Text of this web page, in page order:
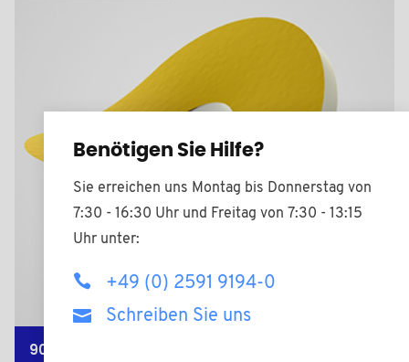
902120AADH
Benötigen Sie Hilfe?
Sie erreichen uns Montag bis Donnerstag von
7:30 - 16:30 Uhr und Freitag von 7:30 - 13:15
Uhr unter:
+49 (0) 2591 9194-0
Schreiben Sie uns